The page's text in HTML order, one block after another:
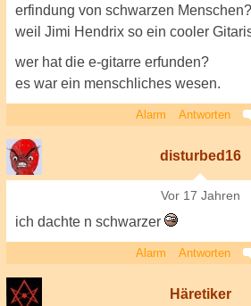
erfindung von schwarzen Menschen?
weil Jimi Hendrix so ein cooler
wer hat die e-gitarre erfunden?
es war ein menschliches wesen.
Alarm Antworten
disturbed16
Vor 17 Jahren
ich dachte n schwarzer
Alarm Antworten
Häretiker